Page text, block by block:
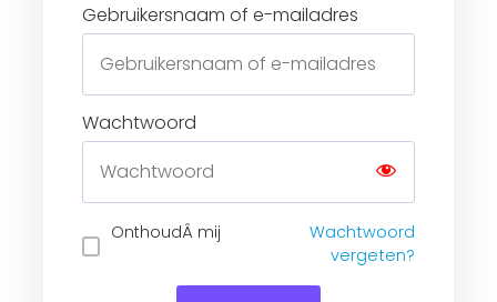
Gebruikersnaam of e-mailadres
Wachtwoord